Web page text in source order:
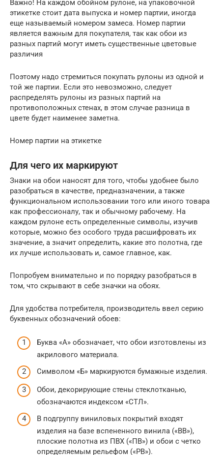
Важно! На каждом обойном рулоне, на упаковочной
этикетке стоит дата выпуска и номер партии, иногда
еще называемый номером замеса. Номер партии
является важным для покупателя, так как обои из
разных партий могут иметь существенные цветовые
различия
Поэтому надо стремиться покупать рулоны из одной и
той же партии. Если это невозможно, следует
распределять рулоны из разных партий на
противоположных стенах, в этом случае разница в
цвете будет наименее заметна.
Номер партии на этикетке
Для чего их маркируют
Знаки на обои наносят для того, чтобы удобнее было
разобраться в качестве, предназначении, а также
функциональном использовании того или иного товара
как профессионалу, так и обычному рабочему. На
каждом рулоне есть определенные символы, изучив
которые, можно без особого труда расшифровать их
значение, а значит определить, какие это полотна, где
их лучше использовать и, самое главное, как.
Попробуем внимательно и по порядку разобраться в
том, что скрывают в себе значки на обоях.
Для удобства потребителя, производитель ввел серию
буквенных обозначений обоев:
Буква «А» обозначает, что обои изготовлены из
акрилового материала.
Символом «Б» маркируются бумажные изделия.
Обои, декорирующие стены стеклотканью,
обозначаются индексом «СТЛ».
В подгруппу виниловых покрытий входят
изделия на базе вспененного винила («ВВ»),
плоские полотна из ПВХ («ПВ») и обои с четко
определяемым рельефом («РВ»).